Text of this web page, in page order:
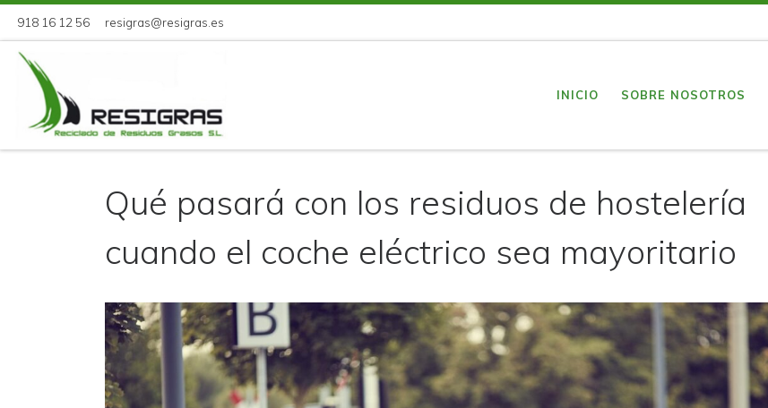
Skip to content
918 16 12 56 resigras@resigras.es
INICIO SOBRE NOSOTROS
Qué pasará con los residuos de hostelería
cuando el coche eléctrico sea mayoritario